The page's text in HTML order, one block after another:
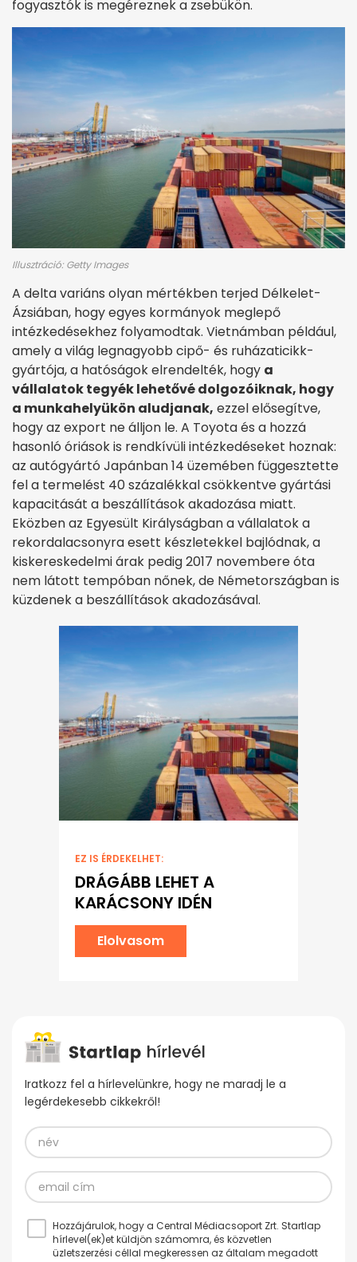
fogyasztók is megéreznek a zsebükön.
Illusztráció: Getty Images
A delta variáns olyan mértékben terjed Délkelet-
Ázsiában, hogy egyes kormányok meglepő
intézkedésekhez folyamodtak. Vietnámban például,
amely a világ legnagyobb cipő- és ruházaticikk-
gyártója, a hatóságok elrendelték, hogy a
vállalatok tegyék lehetővé dolgozóiknak, hogy
a munkahelyükön aludjanak, ezzel elősegítve,
hogy az export ne álljon le. A Toyota és a hozzá
hasonló óriások is rendkívüli intézkedéseket hoznak:
az autógyártó Japánban 14 üzemében függesztette
fel a termelést 40 százalékkal csökkentve gyártási
kapacitását a beszállítások akadozása miatt.
Eközben az Egyesült Királyságban a vállalatok a
rekordalacsonyra esett készletekkel bajlódnak, a
kiskereskedelmi árak pedig 2017 novembere óta
nem látott tempóban nőnek, de Németországban is
küzdenek a beszállítások akadozásával.
EZ IS ÉRDEKELHET:
DRÁGÁBB LEHET A
KARÁCSONY IDÉN
Elolvasom
Iratkozz fel a hírlevelünkre, hogy ne maradj le a
legérdekesebb cikkekről!
Hozzájárulok, hogy a Central Médiacsoport Zrt. Startlap
hírlevel(ek)et küldjön számomra, és közvetlen
üzletszerzési céllal megkeressen az általam megadott